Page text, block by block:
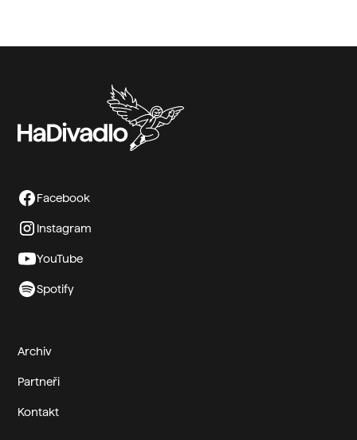
Facebook
Instagram
YouTube
Spotify
Archiv
Partneři
Kontakt